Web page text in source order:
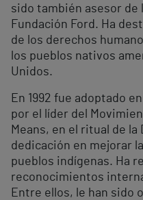
sido también asesor de
Fundación Ford. Ha
de los derechos
los pueblos nativos
Unidos.
En 1992 fue adoptado
por el líder del
Means, en el ritual de la
dedicación en mejorar
pueblos indígenas. Ha
reconocimientos
Entre ellos, le han sido